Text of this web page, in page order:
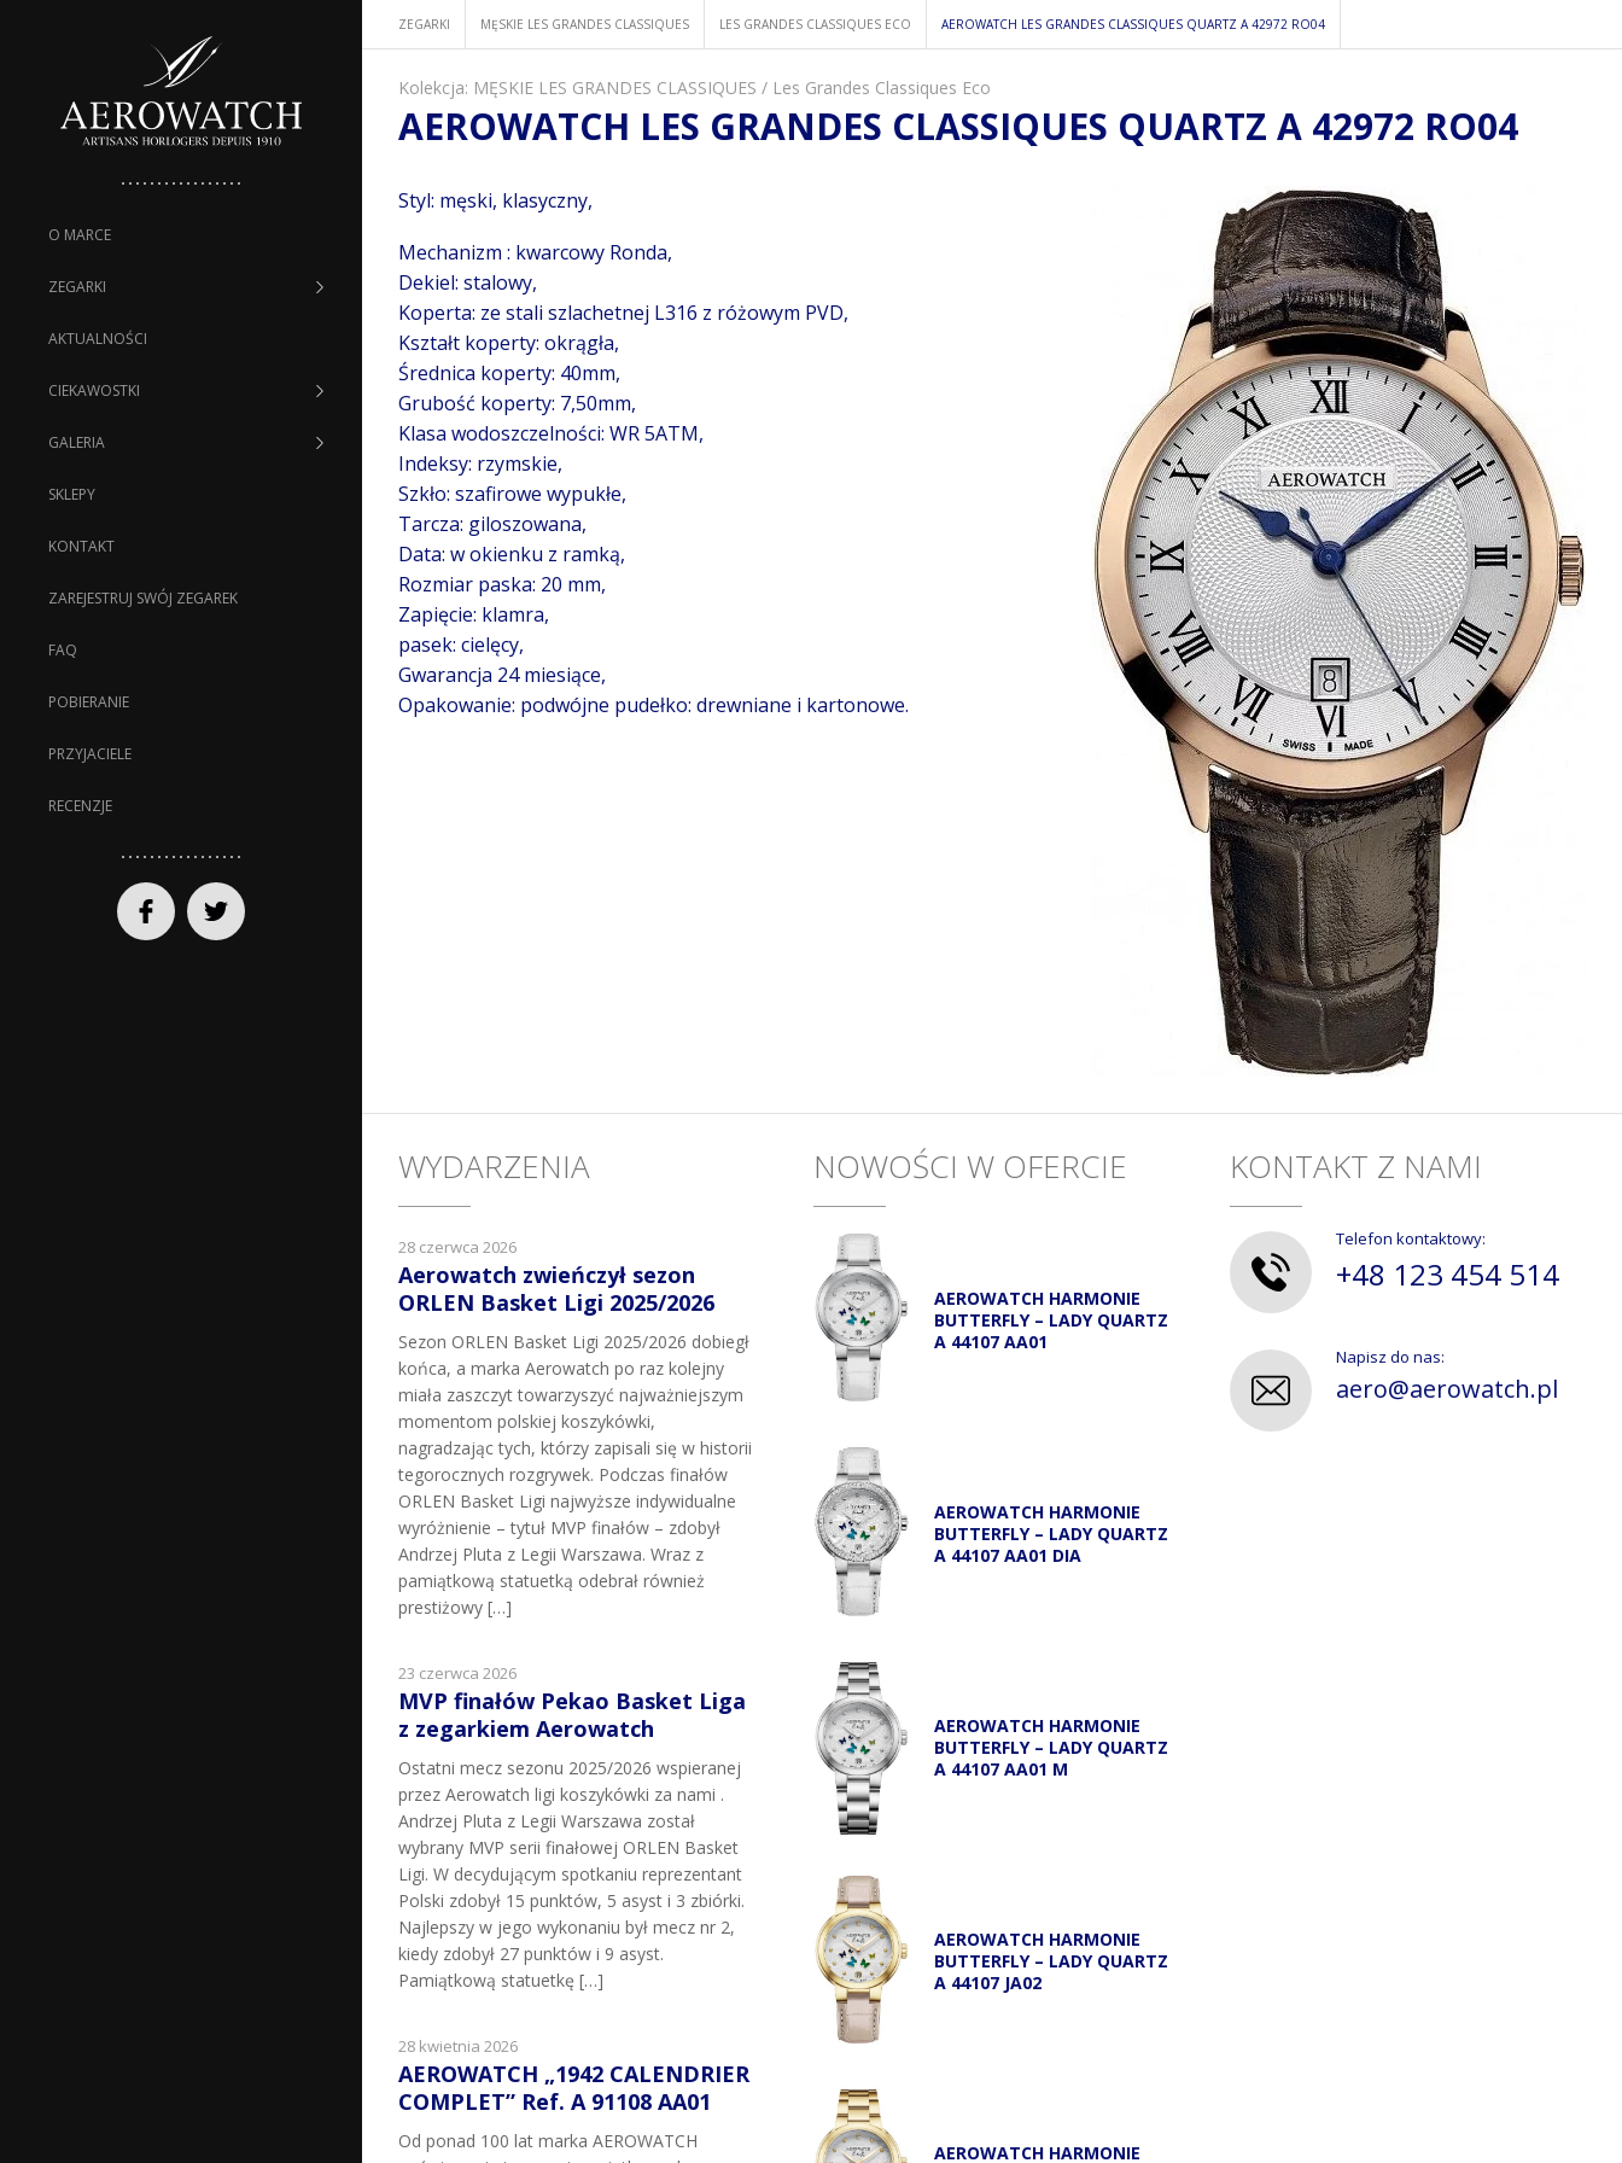
O MARCE
ZEGARKI
AKTUALNOŚCI
CIEKAWOSTKI
GALERIA
SKLEPY
KONTAKT
ZAREJESTRUJ SWÓJ ZEGAREK
FAQ
POBIERANIE
PRZYJACIELE
RECENZJE
ZEGARKI MĘSKIE LES GRANDES CLASSIQUES LES GRANDES CLASSIQUES ECO AEROWATCH LES GRANDES CLASSIQUES QUARTZ A 42972 RO04
Kolekcja: MĘSKIE LES GRANDES CLASSIQUES / Les Grandes Classiques Eco
AEROWATCH LES GRANDES CLASSIQUES QUARTZ A 42972 RO04
Styl: męski, klasyczny,
Mechanizm : kwarcowy Ronda,
Dekiel: stalowy,
Koperta: ze stali szlachetnej L316 z różowym PVD,
Kształt koperty: okrągła,
Średnica koperty: 40mm,
Grubość koperty: 7,50mm,
Klasa wodoszczelności: WR 5ATM,
Indeksy: rzymskie,
Szkło: szafirowe wypukłe,
Tarcza: giloszowana,
Data: w okienku z ramką,
Rozmiar paska: 20 mm,
Zapięcie: klamra,
pasek: cielęcy,
Gwarancja 24 miesiące,
Opakowanie: podwójne pudełko: drewniane i kartonowe.
WYDARZENIA
28 czerwca 2026
Aerowatch zwieńczył sezon
ORLEN Basket Ligi 2025/2026
Sezon ORLEN Basket Ligi 2025/2026 dobiegł
końca, a marka Aerowatch po raz kolejny
miała zaszczyt towarzyszyć najważniejszym
momentom polskiej koszykówki,
nagradzając tych, którzy zapisali się w historii
tegorocznych rozgrywek. Podczas finałów
ORLEN Basket Ligi najwyższe indywidualne
wyróżnienie – tytuł MVP finałów – zdobył
Andrzej Pluta z Legii Warszawa. Wraz z
pamiątkową statuetką odebrał również
prestiżowy […]
23 czerwca 2026
MVP finałów Pekao Basket Liga
z zegarkiem Aerowatch
Ostatni mecz sezonu 2025/2026 wspieranej
przez Aerowatch ligi koszykówki za nami .
Andrzej Pluta z Legii Warszawa został
wybrany MVP serii finałowej ORLEN Basket
Ligi. W decydującym spotkaniu reprezentant
Polski zdobył 15 punktów, 5 asyst i 3 zbiórki.
Najlepszy w jego wykonaniu był mecz nr 2,
kiedy zdobył 27 punktów i 9 asyst.
Pamiątkową statuetkę […]
28 kwietnia 2026
AEROWATCH „1942 CALENDRIER
COMPLET” Ref. A 91108 AA01
Od ponad 100 lat marka AEROWATCH
NOWOŚCI W OFERCIE
AEROWATCH HARMONIE
BUTTERFLY – LADY QUARTZ
A 44107 AA01
AEROWATCH HARMONIE
BUTTERFLY – LADY QUARTZ
A 44107 AA01 DIA
AEROWATCH HARMONIE
BUTTERFLY – LADY QUARTZ
A 44107 AA01 M
AEROWATCH HARMONIE
BUTTERFLY – LADY QUARTZ
A 44107 JA02
AEROWATCH HARMONIE
KONTAKT Z NAMI
Telefon kontaktowy:
+48 123 454 514
Napisz do nas:
aero@aerowatch.pl